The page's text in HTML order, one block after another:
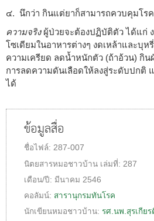
๔. นึกว่า กินแต่ยาก็สามารถควบคุมโร
ความจริงผู้ป่วยจะต้องปฏิบัติตัว ได้แก่ ง
โซเดียมในอาหารต่างๆ งดเหล้าและบุห
ความเครียด ลดน้ำหนักตัว (ถ้าอ้วน) กิ
การลดความดันเลือดให้ลงสู่ระดับปกติ
ได้
ข้อมูลสื่อ
ชื่อไฟล์: 287-007
นิตยสารหมอชาวบ้าน เล่มที่: 287
เดือน/ปี: มีนาคม 2546
คอลัมน์: สารานุกรมทันโรค
นักเขียนหมอชาวบ้าน: รศ.นพ.สุรเกีย